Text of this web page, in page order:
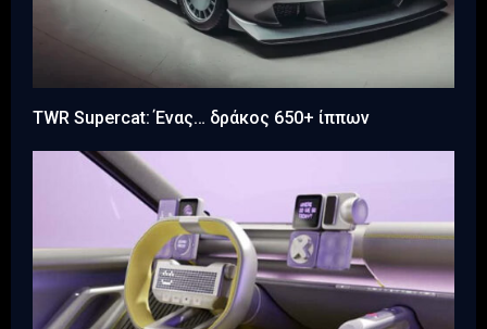
TWR Supercat: Ένας… δράκος 650+ ίππων